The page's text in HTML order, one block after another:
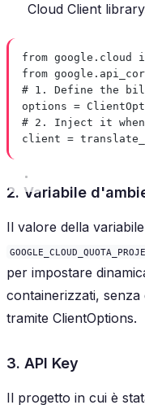
Cloud Client
from google.cloud
from
# 1. Define the
options =
# 2. Inject it
client =
2. Variabile
Il valore della
per impostare
containerizzati,
tramite ClientOptions.
3. API Key
Il progetto in cui è